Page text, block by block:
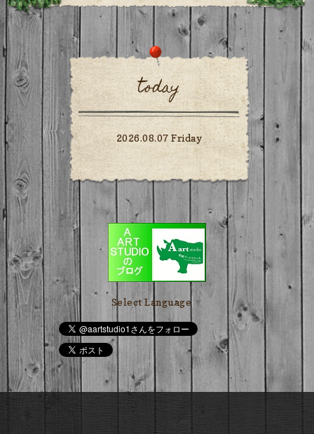
today
2026.08.07 Friday
Select Language ▼